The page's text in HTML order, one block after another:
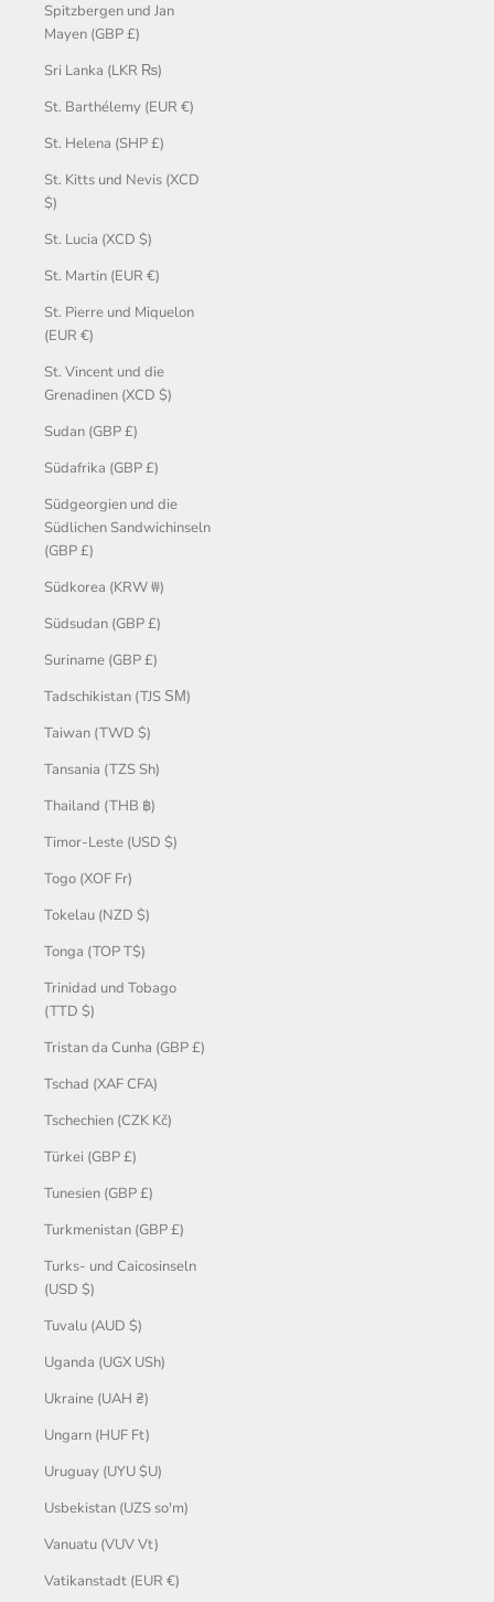
Spitzbergen und Jan
Mayen (GBP £)
Sri Lanka (LKR ₨)
St. Barthélemy (EUR €)
St. Helena (SHP £)
St. Kitts und Nevis (XCD
$)
St. Lucia (XCD $)
St. Martin (EUR €)
St. Pierre und Miquelon
(EUR €)
St. Vincent und die
Grenadinen (XCD $)
Sudan (GBP £)
Südafrika (GBP £)
Südgeorgien und die
Südlichen Sandwichinseln
(GBP £)
Südkorea (KRW ₩)
Südsudan (GBP £)
Suriname (GBP £)
Tadschikistan (TJS ЅМ)
Taiwan (TWD $)
Tansania (TZS Sh)
Thailand (THB ฿)
Timor-Leste (USD $)
Togo (XOF Fr)
Tokelau (NZD $)
Tonga (TOP T$)
Trinidad und Tobago
(TTD $)
Tristan da Cunha (GBP £)
Tschad (XAF CFA)
Tschechien (CZK Kč)
Türkei (GBP £)
Tunesien (GBP £)
Turkmenistan (GBP £)
Turks- und Caicosinseln
(USD $)
Tuvalu (AUD $)
Uganda (UGX USh)
Ukraine (UAH ₴)
Ungarn (HUF Ft)
Uruguay (UYU $U)
Usbekistan (UZS so'm)
Vanuatu (VUV Vt)
Vatikanstadt (EUR €)